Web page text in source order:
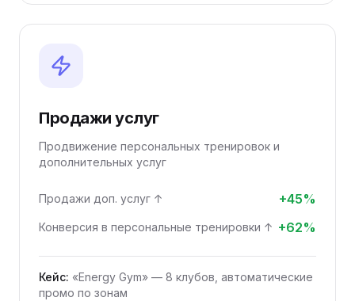
Продажи услуг
Продвижение персональных тренировок и
дополнительных услуг
Продажи доп. услуг ↑ +45%
Конверсия в персональные тренировки ↑ +62%
Кейс: «Energy Gym» — 8 клубов, автоматические
промо по зонам